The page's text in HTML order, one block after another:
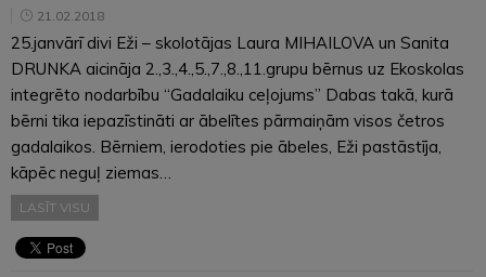
21.02.2018
25.janvārī divi Eži – skolotājas Laura MIHAILOVA un Sanita
DRUNKA aicināja 2.,3.,4.,5.,7.,8.,11.grupu bērnus uz Ekoskolas
integrēto nodarbību “Gadalaiku ceļojums” Dabas takā, kurā
bērni tika iepazīstināti ar ābelītes pārmaiņām visos četros
gadalaikos. Bērniem, ierodoties pie ābeles, Eži pastāstīja,
kāpēc neguļ ziemas…
LASĪT VISU